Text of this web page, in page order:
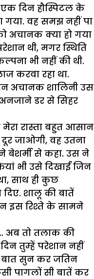
एक दिन हौस्पिटल के
गया. वह समझ नहीं पा
अचानक क्या हो गया
थी, मगर स्थिति
भी नहीं की थी.
करवा रहा था.
अचानक शालिनी उस
डर से सिहर
मेरा रास्ता बहुत आसान
जाओगी, वह उतना
बेशर्मी से कहा. उस ने
भी उसे दिखाईं जिन
साथ ही कुछ
शालू की बातें
इस रिश्ते के सामने
अब तो तलाक की
दिन तुम्हें परेशान नहीं
बात सुन कर जतिन
पागलों सी बातें कर